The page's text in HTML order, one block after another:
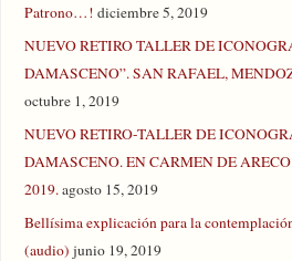
Patrono…! diciembre 5, 2019
NUEVO RETIRO TALLER DE
DAMASCENO”. SAN RAFAEL,
octubre 1, 2019
NUEVO RETIRO-TALLER DE
DAMASCENO. EN CARMEN DE
2019.agosto 15, 2019
Bellísima explicación para la
(audio) junio 19, 2019